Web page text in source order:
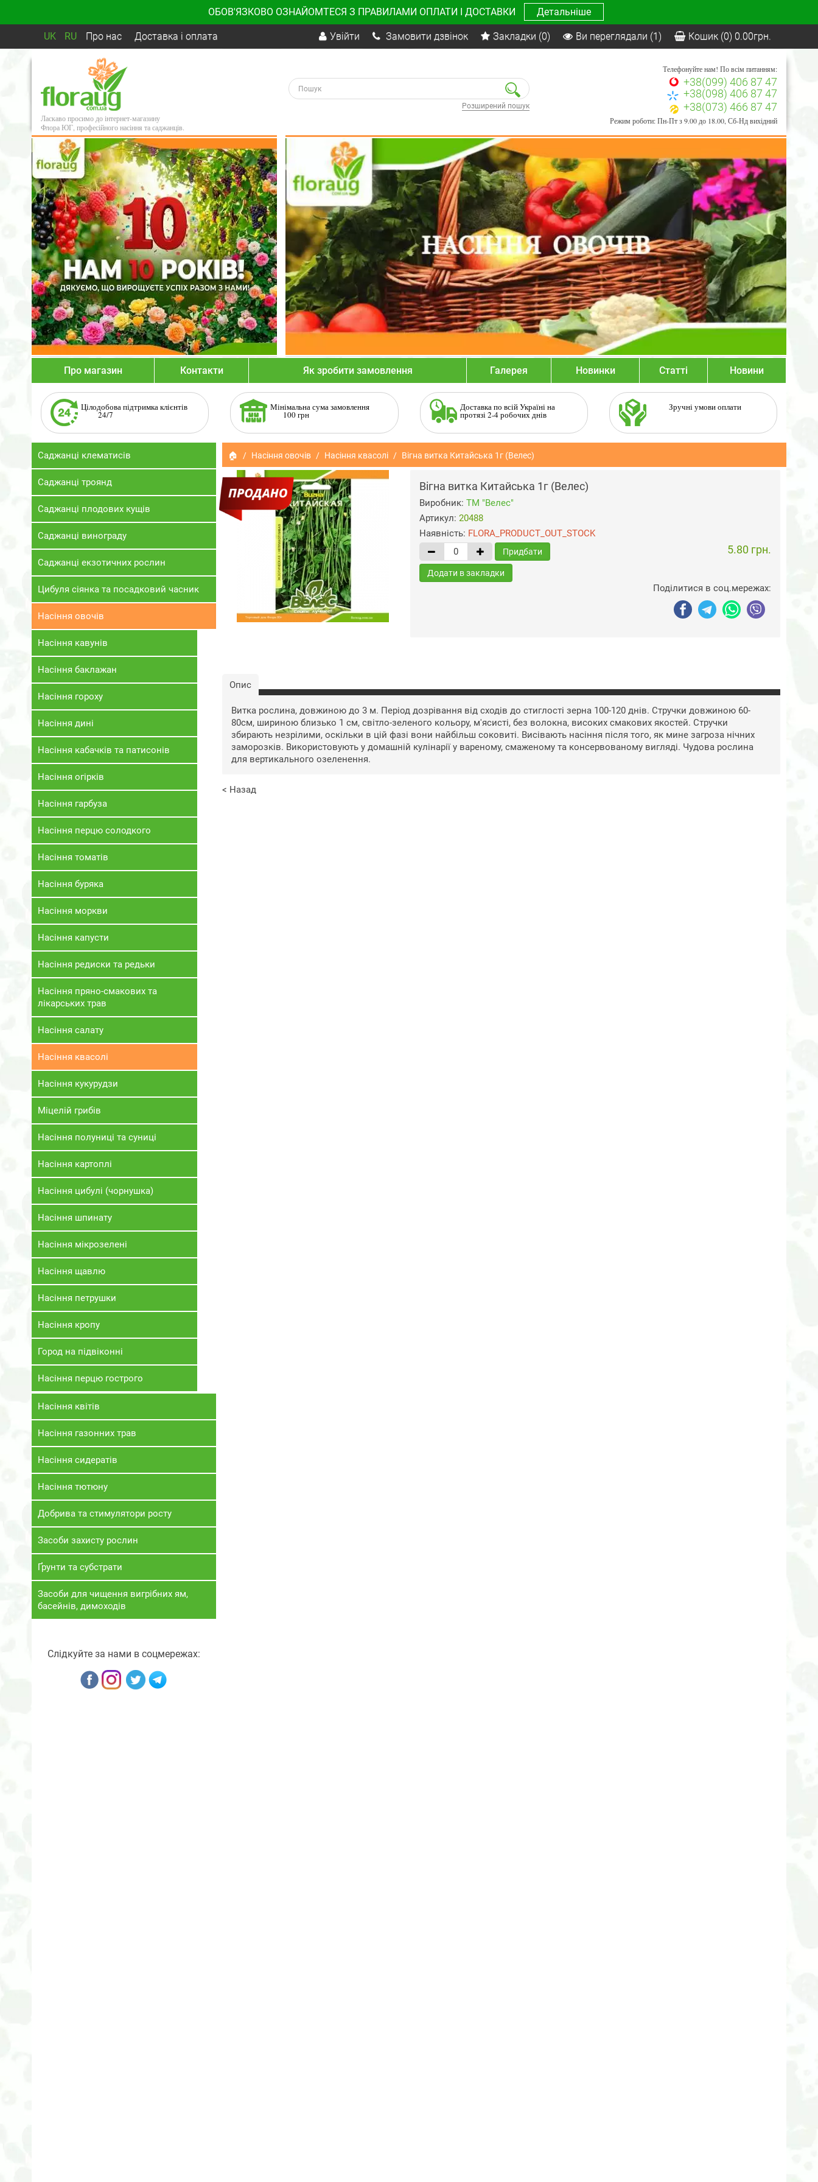
ОБОВ'ЯЗКОВО ОЗНАЙОМТЕСЯ З ПРАВИЛАМИ ОПЛАТИ І ДОСТАВКИ Детальніше
UK RU Про нас Доставка і оплата Увійти Замовити дзвінок Закладки (0) Ви переглядали (1) Кошик (0) 0.00грн.
Ласкаво просимо до інтернет-магазину
Флора ЮГ, професійного насіння та саджанців.
Розширений пошук
Телефонуйте нам! По всім питанням:
+38(099) 406 87 47
+38(098) 406 87 47
+38(073) 466 87 47
Режим роботи: Пн-Пт з 9.00 до 18.00, Сб-Нд вихідний
Про магазин Контакти Як зробити замовлення Галерея Новинки Статті Новини
Цілодобова підтримка клієнтів
24/7
Мінімальна сума замовлення
100 грн
Доставка по всій Україні на
протязі 2-4 робочих днів
Зручні умови оплати
Саджанці клематисів
Саджанці троянд
Саджанці плодових кущів
Саджанці винограду
Саджанці екзотичних рослин
Цибуля сіянка та посадковий часник
Насіння овочів
Насіння кавунів
Насіння баклажан
Насіння гороху
Насіння дині
Насіння кабачків та патисонів
Насіння огірків
Насіння гарбуза
Насіння перцю солодкого
Насіння томатів
Насіння буряка
Насіння моркви
Насіння капусти
Насіння редиски та редьки
Насіння пряно-смакових та
лікарських трав
Насіння салату
Насіння квасолі
Насіння кукурудзи
Міцелій грибів
Насіння полуниці та суниці
Насіння картоплі
Насіння цибулі (чорнушка)
Насіння шпинату
Насіння мікрозелені
Насіння щавлю
Насіння петрушки
Насіння кропу
Город на підвіконні
Насіння перцю гострого
Насіння квітів
Насіння газонних трав
Насіння сидератів
Насіння тютюну
Добрива та стимулятори росту
Засоби захисту рослин
Ґрунти та субстрати
Засоби для чищення вигрібних ям,
басейнів, димоходів
Слідкуйте за нами в соцмережах:
🏠 Насіння овочів Насіння квасолі Вігна витка Китайська 1г (Велес)
Вігна витка Китайська 1г (Велес)
Виробник: ТМ "Велес"
Артикул: 20488
Наявність: FLORA_PRODUCT_OUT_STOCK
Придбати 5.80 грн.
Додати в закладки
Поділитися в соц.мережах:
Опис
Витка рослина, довжиною до 3 м. Період дозрівання від сходів до стиглості зерна 100-120 днів. Стручки довжиною 60-
80см, шириною близько 1 см, світло-зеленого кольору, м'ясисті, без волокна, високих смакових якостей. Стручки
збирають незрілими, оскільки в цій фазі вони найбільш соковиті. Висівають насіння після того, як мине загроза нічних
заморозків. Використовують у домашній кулінарії у вареному, смаженому та консервованому вигляді. Чудова рослина
для вертикального озеленення.
< Назад